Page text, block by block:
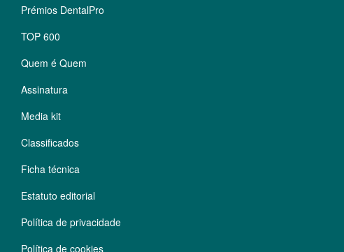
Prémios DentalPro
TOP 600
Quem é Quem
Assinatura
Media kit
Classificados
Ficha técnica
Estatuto editorial
Política de privacidade
Política de cookies